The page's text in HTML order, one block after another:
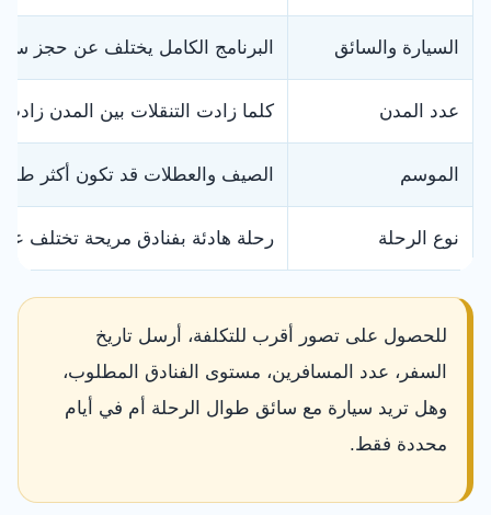
السيارة والسائق البرنامج الكامل يختلف عن حجز
عدد المدن كلما زادت التنقلات بين المدن
الموسم الصيف والعطلات قد تكون أكثر
نوع الرحلة رحلة هادئة بفنادق مريحة تختلف
للحصول على تصور أقرب للتكلفة، أرسل تاريخ
السفر، عدد المسافرين، مستوى الفنادق المطلوب،
وهل تريد سيارة مع سائق طوال الرحلة أم في أيام
محددة فقط.